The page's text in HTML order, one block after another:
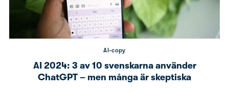
AI-copy
AI 2024: 3 av 10 svenskarna använder
ChatGPT – men många är skeptiska